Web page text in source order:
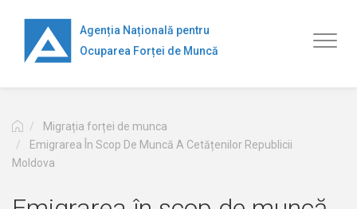
conţinutul
principal
Agenția Națională pentru
Ocuparea Forței de Muncă
Migrația forței de munca
Emigrarea În Scop De Muncă A Cetățenilor Republicii
Moldova